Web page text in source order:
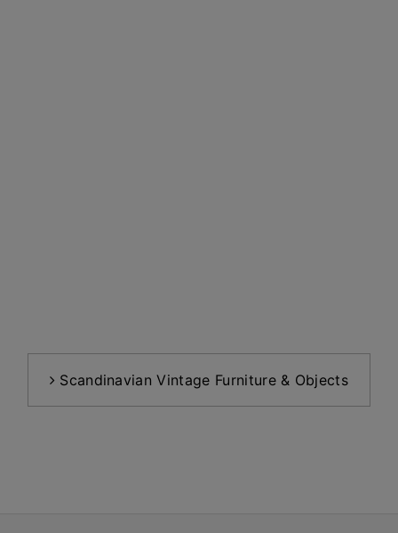
Scandinavian Vintage Furniture & Objects